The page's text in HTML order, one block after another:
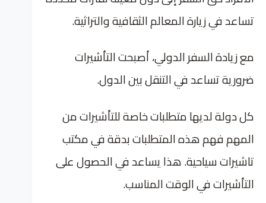
تساعد في زيارة المعالم الثقافية والتراثية.
مع زيادة السفر الدولي، أصبحت التأشيرات
ضرورية تساعد في التنقل بين الدول.
كل دولة لديها متطلبات خاصة للتأشيرات من
المهم فهم هذه المتطلبات بدقة في مكتب
تاشيرات سياحية. هذا يساعد في الحصول على
التأشيرات في الوقت المناسب.